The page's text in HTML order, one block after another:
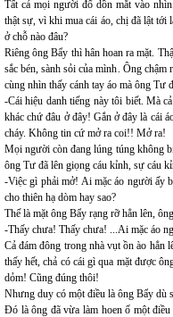
Tất cả mọi người đổ dồn mắt vào
thật sự, vì khi mua cái áo, chị đã lật tới
ở chỗ nào đâu?
Riêng ông Bẩy thì hân hoan ra mặt.
sắc bén, sành sỏi của mình. Ông
cùng nhìn thấy cánh tay áo mà ông Tư
-Cái hiệu danh tiếng này tôi biết. Mà
khác chứ đâu ở đây! Gắn ở đây là cái
cháy. Không tin cứ mở ra coi!! Mở ra!
Mọi người còn đang lúng túng không
ông Tư đã lên giọng cáu kỉnh, sự cáu
-Việc gì phải mở! Ai mặc áo người ấy
cho thiên hạ dòm hay sao?
Thế là mặt ông Bẩy rạng rỡ hẳn lên,
-Thấy chưa! Thấy chưa! ...Ai mặc áo
Cả đám đông trong nhà vụt ồn ào hẳn
thấy hết, chả có cái gì qua mặt được
dỏm! Cũng đúng thôi!
Nhưng duy có một điều là ông Bẩy dù
Đó là ông đã vừa làm hoen ố một